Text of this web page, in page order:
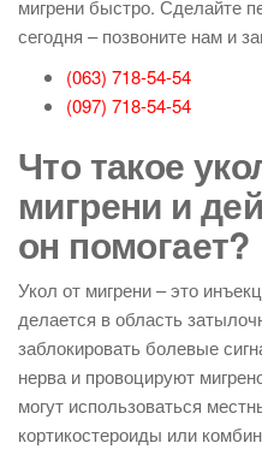
мигрени быстро. Сделайте
сегодня – позвоните нам и
(063) 718-54-54
(097) 718-54-54
Что такое
мигрени и
он помогает?
Укол от мигрени – это
делается в область
заблокировать болевые
нерва и провоцируют
могут использоваться
кортикостероиды или